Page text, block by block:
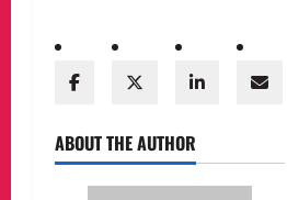
ABOUT THE AUTHOR